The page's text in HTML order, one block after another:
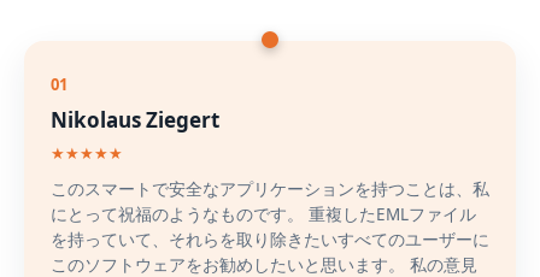
01
Nikolaus Ziegert
★★★★★
このスマートで安全なアプリケーションを持つことは、私
にとって祝福のようなものです。 重複したEMLファイル
を持っていて、それらを取り除きたいすべてのユーザーに
このソフトウェアをお勧めしたいと思います。 私の意見